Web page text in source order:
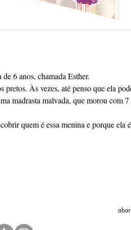
6 anos, chamada Esther.
pretos. Às vezes, até penso que ela
madrasta malvada, que morou com 7
quem é essa menina e porque ela